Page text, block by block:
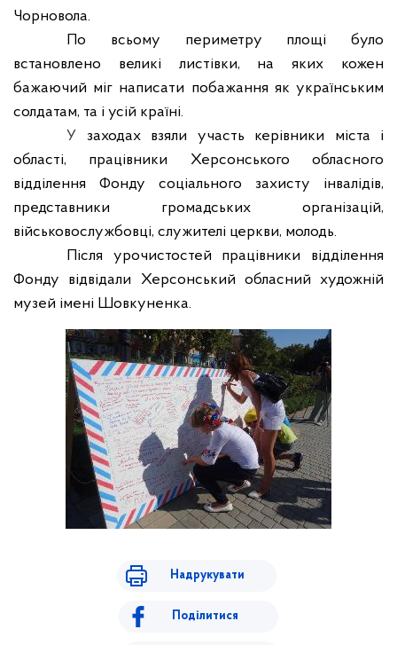
Чорновола.
По всьому периметру площі було
встановлено великі листівки, на яких кожен
бажаючий міг написати побажання як українським
солдатам, та і усій країні.
У заходах взяли участь керівники міста і
області, працівники Херсонського обласного
відділення Фонду соціального захисту інвалідів,
представники громадських організацій,
військовослужбовці, служителі церкви, молодь.
Після урочистостей працівники відділення
Фонду відвідали Херсонський обласний художній
музей імені Шовкуненка.
Надрукувати
Поділитися